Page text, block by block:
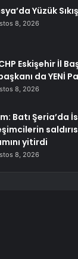
Yüzük
8, 2026
Eskişehir İl
da YENİ
8, 2026
Batı Şeria’da
yitirdi
8, 2026